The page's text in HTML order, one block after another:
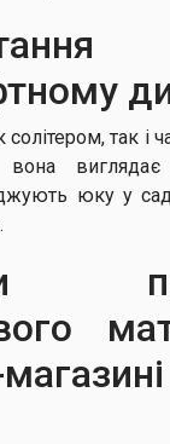
так і
виглядає
юку у